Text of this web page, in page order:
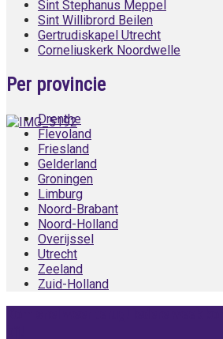
Sint Stephanus Meppel
Sint Willibrord Beilen
Gertrudiskapel Utrecht
Corneliuskerk Noordwelle
Per provincie
Drenthe
Flevoland
Friesland
Gelderland
Groningen
Limburg
Noord-Brabant
Noord-Holland
Overijssel
Utrecht
Zeeland
Zuid-Holland